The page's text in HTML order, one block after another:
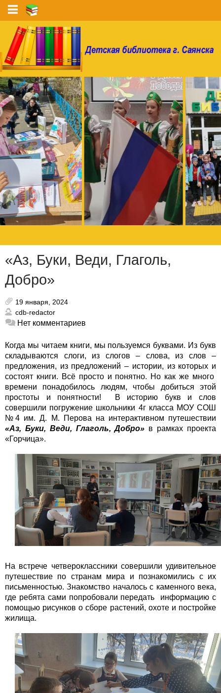
«Аз, Буки, Веди, Глаголь,
Добро»
19 января, 2024
cdb-redactor
Нет комментариев
Когда мы читаем книги, мы пользуемся буквами. Из букв
складываются слоги, из слогов – слова, из слов –
предложения, из предложений – истории, из которых и
состоят книги. Всё просто и понятно. Но как же много
времени понадобилось людям, чтобы добиться этой
простоты и понятности! В историю букв и слов
совершили погружение школьники 4г класса МОУ СОШ
№4 им. Д. М. Перова на интерактивном путешествии
«Аз, Буки, Веди, Глаголь, Добро» в рамках проекта
«Горчица».
На встрече четвероклассники совершили удивительное
путешествие по странам мира и познакомились с их
письменностью. Знакомство началось с каменного века,
где ребята сами попробовали передать информацию с
помощью рисунков о сборе растений, охоте и постройке
жилища.